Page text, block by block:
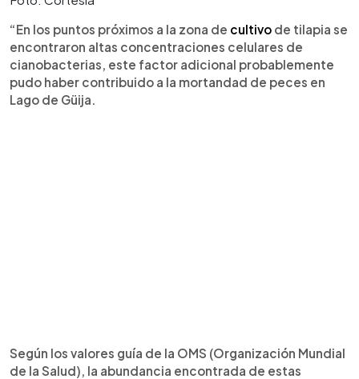
“En los puntos próximos a la zona de cultivo de tilapia se
encontraron altas concentraciones celulares de
cianobacterias, este factor adicional probablemente
pudo haber contribuido a la mortandad de peces en
Lago de Güija.
Según los valores guía de la OMS (Organización Mundial
de la Salud), la abundancia encontrada de estas